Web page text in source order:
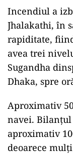
Incendiul a
Jhalakathi, în
rapiditate,
avea trei
Sugandha
Dhaka, spre
Aproximativ
navei.
aproximativ
deoarece